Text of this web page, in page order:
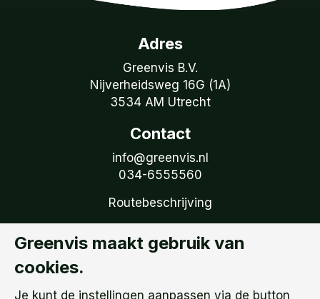
Adres
Greenvis B.V.
Nijverheidsweg 16G (1A)
3534 AM Utrecht
Contact
info@greenvis.nl
034-6555560
Routebeschrijving
Volg Greenvis
Ontvang onze tweemaandelijkse nieuwsbrief
Greenvis maakt gebruik van
cookies.
Je kunt de instellingen aanpassen via de button